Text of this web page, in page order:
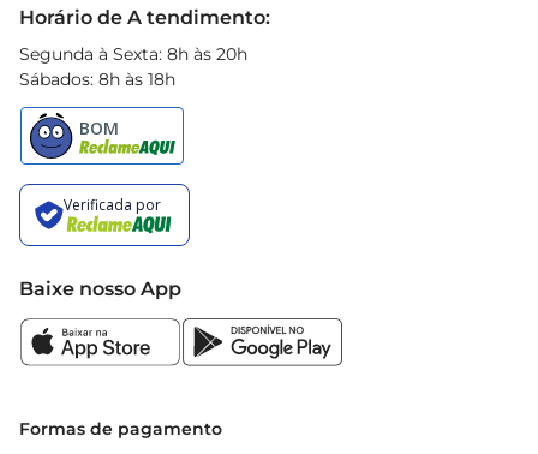
Horário de A tendimento:
Segunda à Sexta: 8h às 20h
Sábados: 8h às 18h
Baixe nosso App
Formas de pagamento